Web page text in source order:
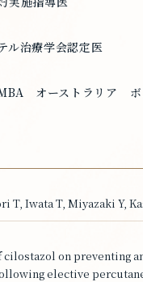
ル治療学会認定医
オーストラリア ボ
T, Iwata T, Miyazaki Y,
cilostazol on preventing
elective